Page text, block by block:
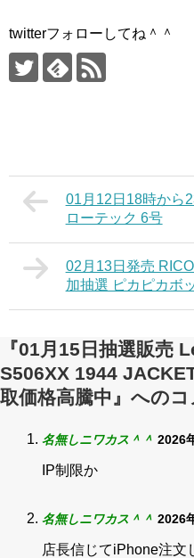
twitterフォローしてね＾＾
01月12日18時から
ローテック 6号
02月13日発売
加抽選 ピカピカボ
『01月15日抽選販売
S506XX 1944
取価格高騰中』へのコ
名無しニワカス＾＾ 2026
IP制限か
名無しニワカス＾＾ 2026
店長信じてiPhone注文